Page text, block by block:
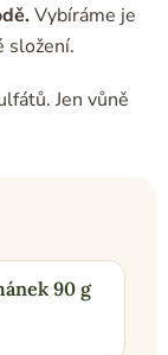
Vybíráme je
složení.
Jen vůně
90 g